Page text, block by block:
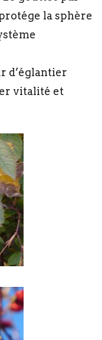
la sphère
d’églantier
vitalité et